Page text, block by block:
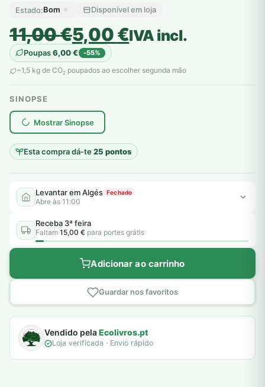
Estado:Bom Disponível em loja
11,00€
O
preço
original
era:
11,00 €.
5,00€
O
preço
atual
é:
5,00 €.
IVA incl.
Poupas6,00€ -55%
~1,5 kg de CO2 poupados ao escolher segunda mão
SINOPSE
Mostrar Sinopse
Esta compra dá-te25 pontos
plantar árvores reais
Levantar em Algés Fechado
Abre às 11:00
Receba 3ª feira
Faltam 15,00 € para portes grátis
Adicionar ao carrinho
Guardar nos favoritos
Vendido pelaEcolivros.pt
Loja verificada · Envio rápido